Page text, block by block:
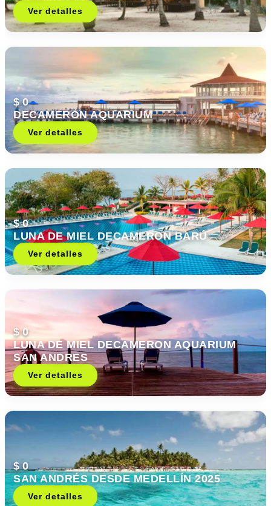
Ver detalles
$ 0
DECAMERON AQUARIUM
Ver detalles
$ 0
LUNA DE MIEL DECAMERON BARÚ
Ver detalles
$ 0
LUNA DE MIEL DECAMERON AQUARIUM
SAN ANDRES
Ver detalles
$ 0
SAN ANDRÉS DESDE MEDELLÍN 2025
Ver detalles